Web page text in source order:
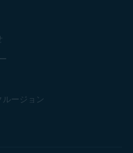
ージョン